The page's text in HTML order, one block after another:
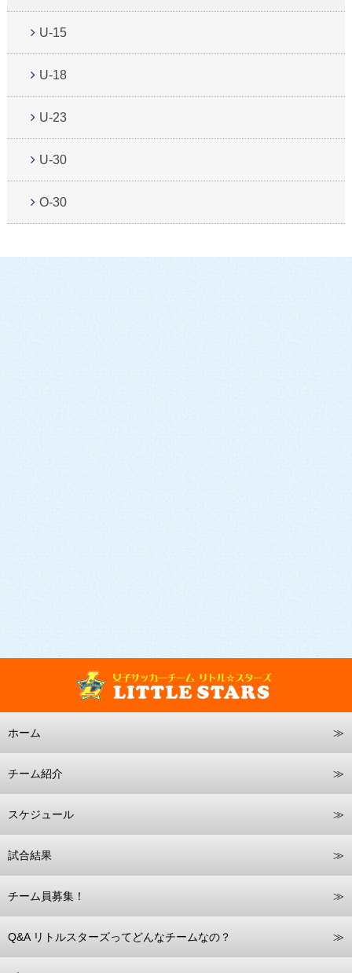
U-15
U-18
U-23
U-30
O-30
ホーム
チーム紹介
スケジュール
試合結果
チーム員募集！
Q&A リトルスターズってどんなチームなの？